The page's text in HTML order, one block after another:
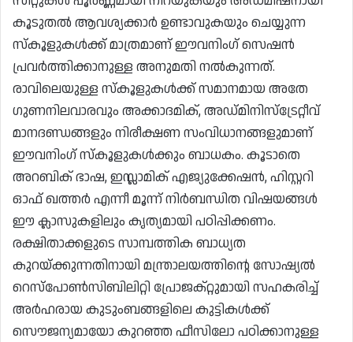
കൂടുതൽ ആവശ്യക്കാർ ഉണ്ടാവുകയും ചെയ്യുന്ന
സ്കൂളുകൾക്ക് മാത്രമാണ് ഈവനിംഗ് സെഷൻ
പ്രവർത്തിക്കാനുള്ള അനുമതി നൽകുന്നത്.
രാവിലെയുള്ള സ്കൂളുകൾക്ക് സമാനമായ അതേ
ഗുണനിലവാരവും അക്കാദമിക്, അഡ്മിനിസ്ട്രേറ്റീവ്
മാനദണ്ഡങ്ങളും നിരീക്ഷണ സംവിധാനങ്ങളുമാണ്
ഈവനിംഗ് സ്കൂളുകൾക്കും ബാധകം. കൂടാതെ
അറബിക് ഭാഷ, ഇസ്ലാമിക് എജ്യുക്കേഷൻ, ഹിസ്റ്ററി
ഓഫ് ഖത്തർ എന്നീ മൂന്ന് നിർബന്ധിത വിഷയങ്ങൾ
ഈ ക്ലാസുകളിലും കൃത്യമായി പഠിപ്പിക്കണം.
രക്ഷിതാക്കളുടെ സാമ്പത്തിക ബാധ്യത
കുറയ്ക്കുന്നതിനായി മന്ത്രാലയത്തിന്റെ സോഷ്യൽ
റെസ്‌പോൺസിബിലിറ്റി പ്രോജക്റ്റുമായി സഹകരിച്ച്
അർഹരായ കുടുംബങ്ങളിലെ കുട്ടികൾക്ക്
സൌജന്യമായോ കുറഞ്ഞ ഫീസിലോ പഠിക്കാനുള്ള